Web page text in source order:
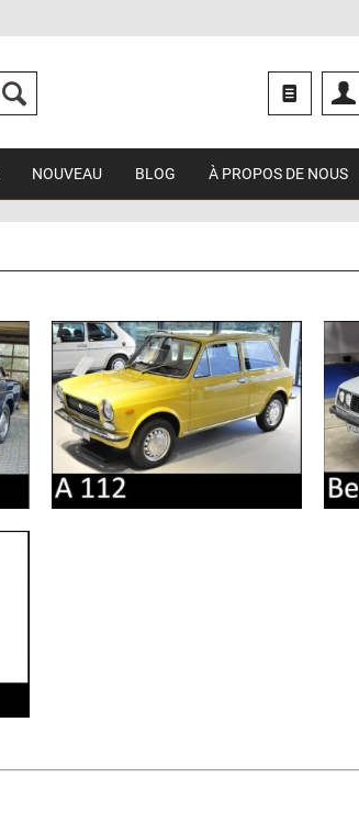
NOUVEAU BLOG À PROPOS DE NOUS